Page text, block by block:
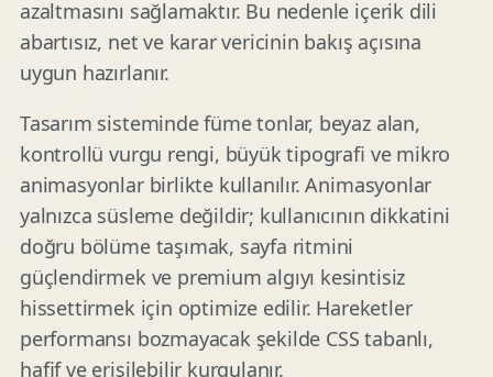
azaltmasını sağlamaktır. Bu nedenle içerik dili
abartısız, net ve karar vericinin bakış açısına
uygun hazırlanır.
Tasarım sisteminde füme tonlar, beyaz alan,
kontrollü vurgu rengi, büyük tipografi ve mikro
animasyonlar birlikte kullanılır. Animasyonlar
yalnızca süsleme değildir; kullanıcının dikkatini
doğru bölüme taşımak, sayfa ritmini
güçlendirmek ve premium algıyı kesintisiz
hissettirmek için optimize edilir. Hareketler
performansı bozmayacak şekilde CSS tabanlı,
hafif ve erişilebilir kurgulanır.